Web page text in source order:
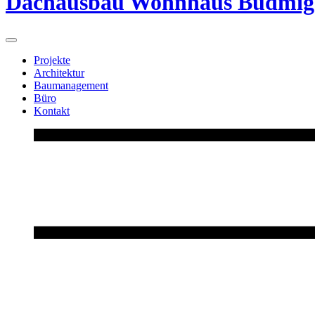
Projekte
Architektur
Baumanagement
Büro
Kontakt